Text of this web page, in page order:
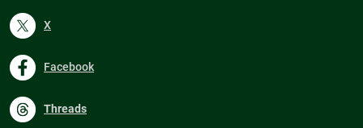
X
Facebook
Threads